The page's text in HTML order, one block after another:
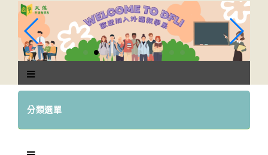
區
分類選單